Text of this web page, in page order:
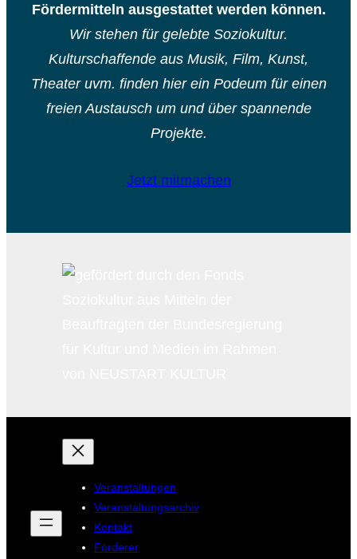
Fördermitteln ausgestattet werden können.
Wir stehen für gelebte Soziokultur.
Kulturschaffende aus Musik, Film, Kunst,
Theater uvm. finden hier ein Podeum für einen
freien Austausch um und über spannende
Projekte.
Jetzt mitmachen
Veranstaltungen
Veranstaltungsarchiv
Kontakt
Förderer